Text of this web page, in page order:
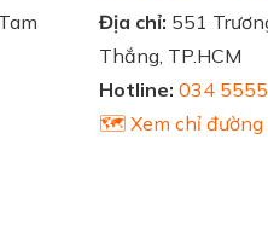
Địa chỉ: 551
Thắng, TP.HCM
Hotline: 034
🗺️ Xem chỉ đường